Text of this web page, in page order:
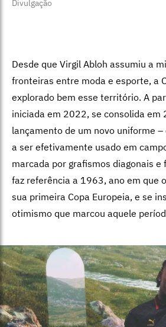
Divulgação
Desde que Virgil Abloh assumiu a
fronteiras entre moda e esporte, a
explorado bem esse território. A
iniciada em 2022, se consolida em
lançamento de um novo uniforme
a ser efetivamente usado em
marcada por grafismos diagonais
faz referência a 1963, ano em que
sua primeira Copa Europeia, e se
otimismo que marcou aquele